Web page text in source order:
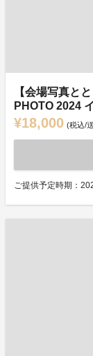
【会場写真と
PHOTO 2024
¥18,000 (税込/
ご提供予定時期：